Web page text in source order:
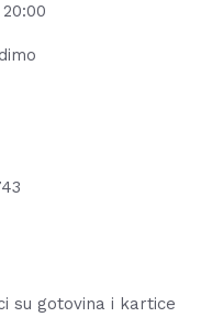
su gotovina i kartice